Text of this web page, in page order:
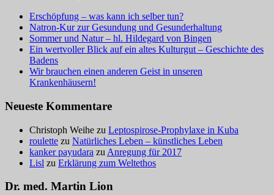
Erschöpfung – was kann ich selber tun?
Natron-Kur zur Gesundung und Gesunderhaltung
Sommer und Natur – hl. Hildegard von Bingen
Ein wertvoller Blick auf ein altes Kulturgut – Geschichte des
Badens
Wir brauchen einen anderen Geist in unseren
Krankenhäusern!
Neueste Kommentare
Christoph Weihe zu Leptospirose-Prophylaxe in Kuba
roulette zu Natürliches Leben – künstliches Leben
kanker payudara zu Anregung für 2017
Lisl zu Erklärung zum Weltethos
Dr. med. Martin Lion